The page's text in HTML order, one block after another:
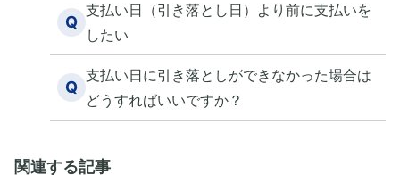
Q
支払い日（引き落とし日）より前に支払いを
したい
Q
支払い日に引き落としができなかった場合は
どうすればいいですか？
関連する記事